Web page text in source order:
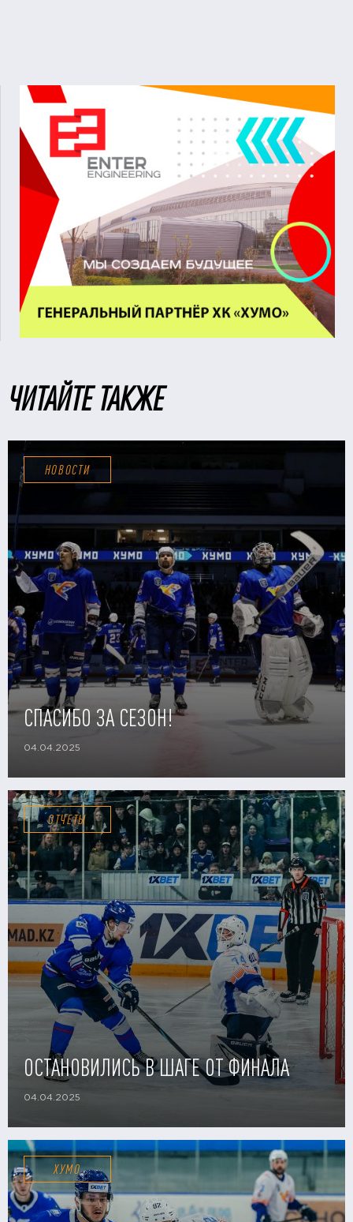
ЧИТАЙТЕ ТАКЖЕ
НОВОСТИ
СПАСИБО ЗА СЕЗОН!
04.04.2025
ОТЧЕТЫ
ОСТАНОВИЛИСЬ В ШАГЕ ОТ ФИНАЛА
04.04.2025
ХУМО